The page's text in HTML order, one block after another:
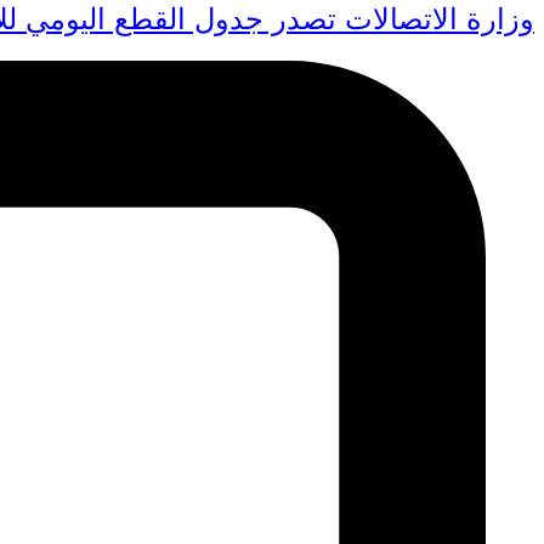
وزارة الاتصالات تصدر جدول القطع اليومي